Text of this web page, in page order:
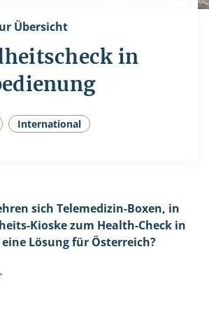
Übersicht
in
International
sich Telemedizin-Boxen, in
Kioske zum Health-Check in
Lösung für Österreich?